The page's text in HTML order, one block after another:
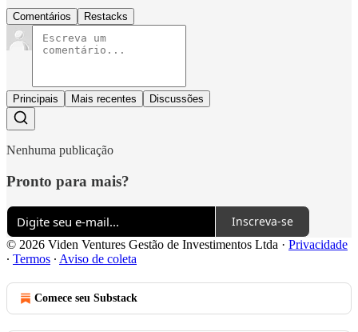
Comentários Restacks
Principais Mais recentes Discussões
Nenhuma publicação
Pronto para mais?
Inscreva-se
© 2026 Viden Ventures Gestão de Investimentos Ltda · Privacidade
∙ Termos ∙ Aviso de coleta
Comece seu Substack